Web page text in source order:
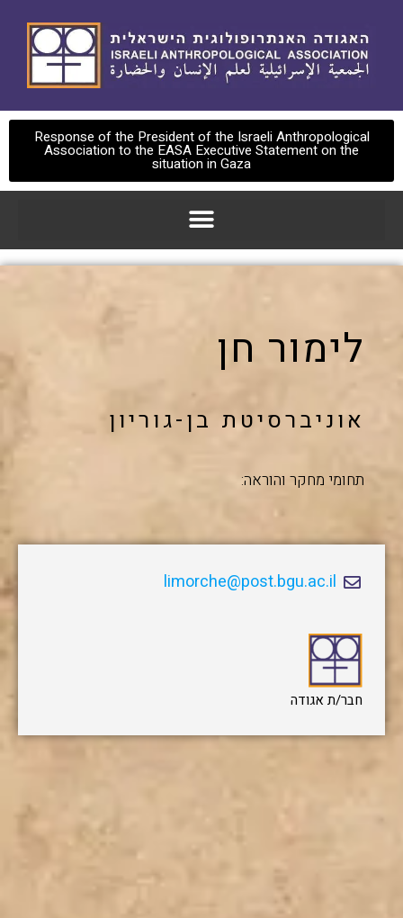
Response of the President of the Israeli Anthropological
Association to the EASA Executive Statement on the
situation in Gaza
לימור חן
אוניברסיטת בן-גוריון
תחומי מחקר והוראה:
limorche@post.bgu.ac.il
חבר/ת אגודה